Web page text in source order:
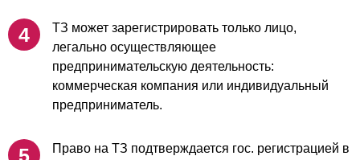
ТЗ может зарегистрировать только лицо,
легально осуществляющее
предпринимательскую деятельность:
коммерческая компания или индивидуальный
предприниматель.
Право на ТЗ подтверждается гос. регистрацией в